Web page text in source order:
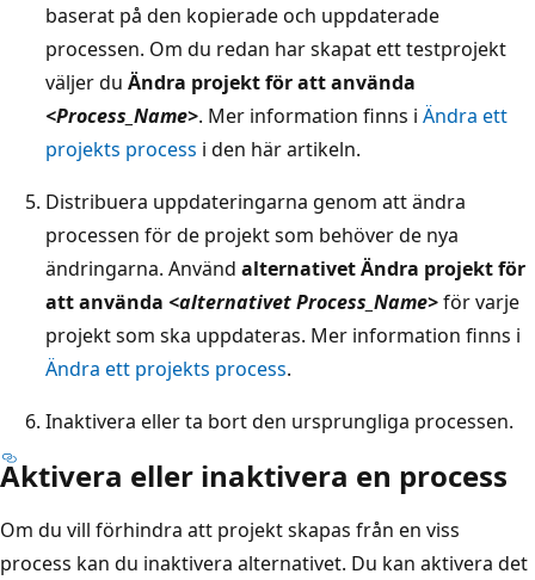
baserat på den kopierade och uppdaterade
processen. Om du redan har skapat ett testprojekt
väljer du Ändra projekt för att använda
<Process_Name>. Mer information finns i Ändra ett
projekts process i den här artikeln.
Distribuera uppdateringarna genom att ändra
processen för de projekt som behöver de nya
ändringarna. Använd alternativet Ändra projekt för
att använda <alternativet Process_Name>för varje
projekt som ska uppdateras. Mer information finns i
Ändra ett projekts process.
Inaktivera eller ta bort den ursprungliga processen.
Aktivera eller inaktivera en process
Om du vill förhindra att projekt skapas från en viss
process kan du inaktivera alternativet. Du kan aktivera det